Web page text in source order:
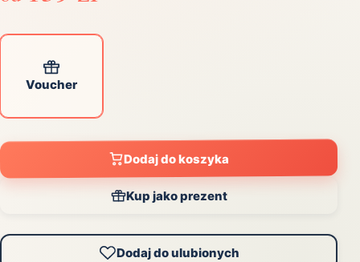
Voucher
Dodaj do koszyka
Kup jako prezent
Dodaj do ulubionych